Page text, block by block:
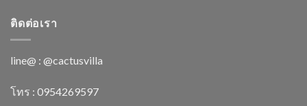
ติดต่อเรา
line@ : @cactusvilla
โทร : 0954269597